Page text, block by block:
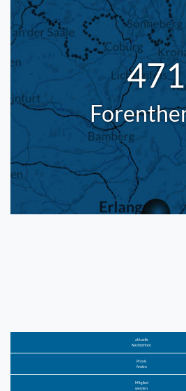
471
aktuelle
Nachrichten
Praxis
finden
Mitglied
werden